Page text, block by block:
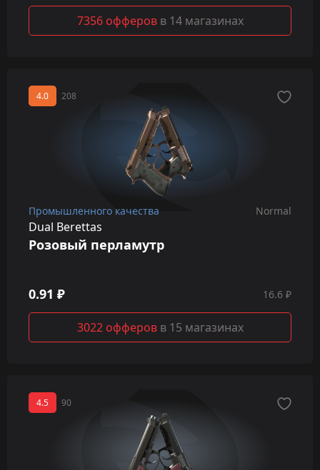
7356 офферов в 14 магазинах
4.0 208
Промышленного качества Normal
Dual Berettas
Розовый перламутр
0.91 ₽ 16.6 ₽
3022 офферов в 15 магазинах
4.5 90